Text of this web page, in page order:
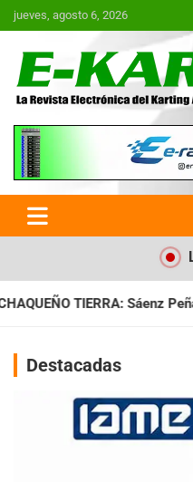
Saltar
al
jueves, agosto 6, 2026
E-Kart.com.ar
Electrónica
Argentina
fue sede de la quinta fecha
Destacadas